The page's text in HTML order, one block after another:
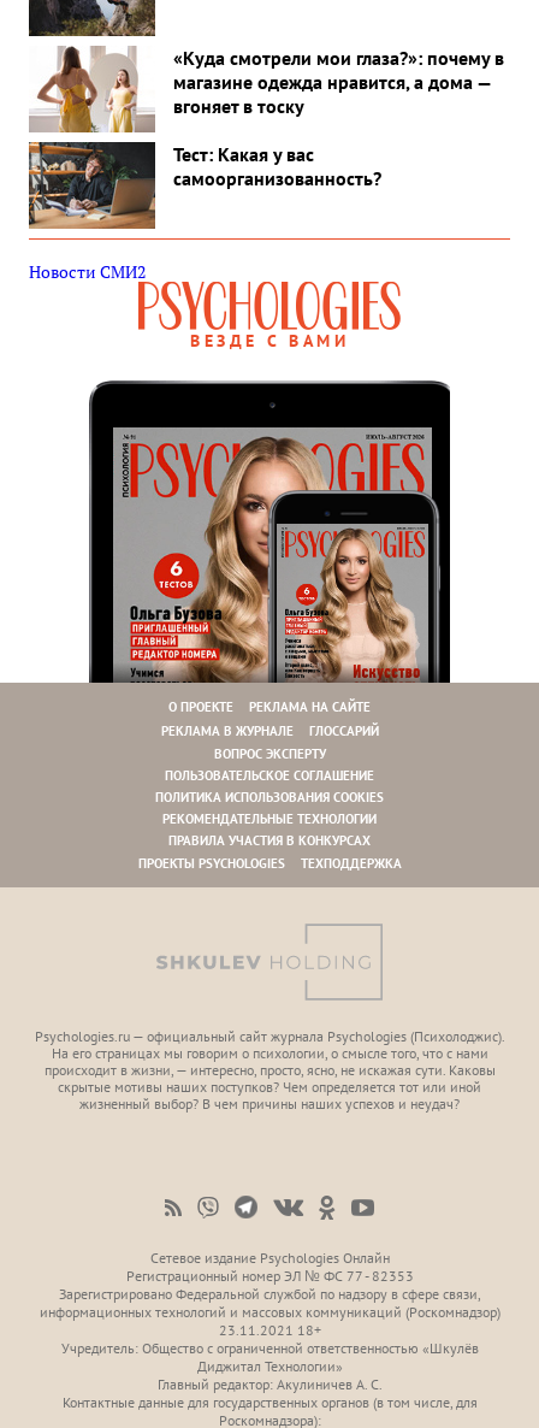
«Куда смотрели мои глаза?»: почему в
магазине одежда нравится, а дома —
вгоняет в тоску
Тест: Какая у вас
самоорганизованность?
Новости СМИ2
ВЕЗДЕ С ВАМИ
О ПРОЕКТЕ
РЕКЛАМА НА САЙТЕ
РЕКЛАМА В ЖУРНАЛЕ
ГЛОССАРИЙ
ВОПРОС ЭКСПЕРТУ
ПОЛЬЗОВАТЕЛЬСКОЕ СОГЛАШЕНИЕ
ПОЛИТИКА ИСПОЛЬЗОВАНИЯ COOKIES
РЕКОМЕНДАТЕЛЬНЫЕ ТЕХНОЛОГИИ
ПРАВИЛА УЧАСТИЯ В КОНКУРСАХ
ПРОЕКТЫ PSYCHOLOGIES
ТЕХПОДДЕРЖКА
Psychologies.ru — официальный сайт журнала Psychologies (Психoлоджиc).
На его страницах мы говорим о психологии, о смысле того, что с нами
происходит в жизни, — интересно, просто, ясно, не искажая сути. Каковы
скрытые мотивы наших поступков? Чем определяется тот или иной
жизненный выбор? В чем причины наших успехов и неудач?
Сетевое издание Psychologies Онлайн
Регистрационный номер ЭЛ № ФС 77 - 82353
Зарегистрировано Федеральной службой по надзору в сфере связи,
информационных технологий и массовых коммуникаций (Роскомнадзор)
23.11.2021 18+
Учредитель: Общество с ограниченной ответственностью «Шкулёв
Диджитал Технологии»
Главный редактор: Акулиничев А. С.
Контактные данные для государственных органов (в том числе, для
Роскомнадзора):